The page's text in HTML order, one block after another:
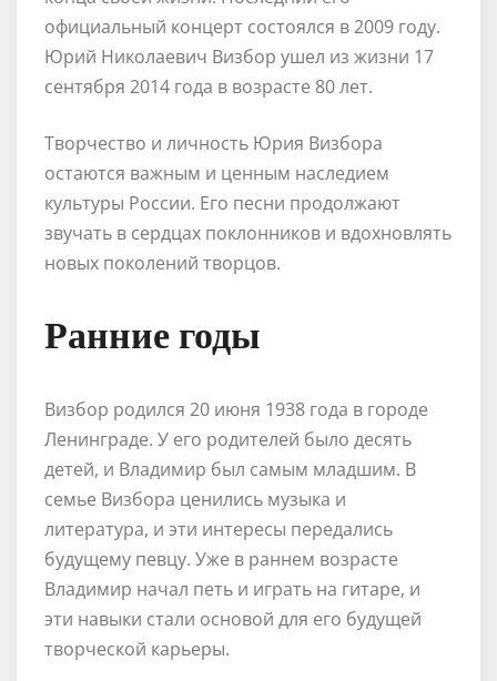
официальный концерт состоялся в 2009 году.
Юрий Николаевич Визбор ушел из жизни 17
сентября 2014 года в возрасте 80 лет.
Творчество и личность Юрия Визбора
остаются важным и ценным наследием
культуры России. Его песни продолжают
звучать в сердцах поклонников и вдохновлять
новых поколений творцов.
Ранние годы
Визбор родился 20 июня 1938 года в городе
Ленинграде. У его родителей было десять
детей, и Владимир был самым младшим. В
семье Визбора ценились музыка и
литература, и эти интересы передались
будущему певцу. Уже в раннем возрасте
Владимир начал петь и играть на гитаре, и
эти навыки стали основой для его будущей
творческой карьеры.